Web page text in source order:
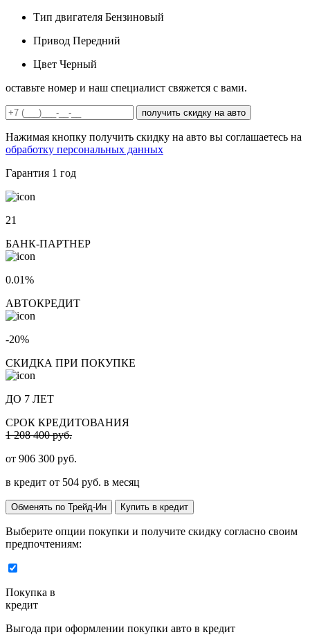
Тип двигателя Бензиновый
Привод Передний
Цвет Черный
оставьте номер и наш специалист свяжется с вами.
получить скидку на авто
Нажимая кнопку получить скидку на авто вы соглашаетесь на
обработку персональных данных
Гарантия 1 год
21
БАНК-ПАРТНЕР
0.01%
АВТОКРЕДИТ
-20%
СКИДКА ПРИ ПОКУПКЕ
ДО 7 ЛЕТ
СРОК КРЕДИТОВАНИЯ
1 208 400 руб.
от 906 300 руб.
в кредит от 504 руб. в месяц
Обменять по Трейд-Ин Купить в кредит
Выберите опции покупки и получите скидку согласно своим
предпочтениям:
Покупка в
кредит
Выгода при оформлении покупки авто в кредит